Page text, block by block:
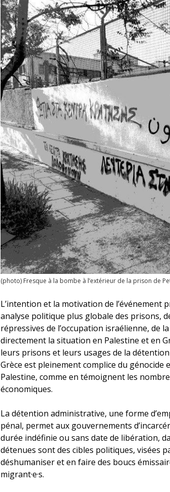
(photo) Fresque à la bombe à l’extérieur de la prison de
L’intention et la motivation de l’événement
analyse politique plus globale des prisons,
répressives de l’occupation israélienne, de
directement la situation en Palestine et en
leurs prisons et leurs usages de la
Grèce est pleinement complice du génocide
Palestine, comme en témoignent les
économiques.
La détention administrative, une forme
pénal, permet aux gouvernements
durée indéfinie ou sans date de libération,
détenues sont des cibles politiques, visées
déshumaniser et en faire des boucs
migrant·e·s.